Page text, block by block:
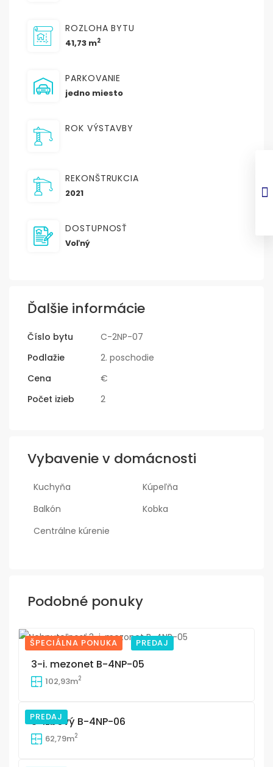
ROZLOHA BYTU
41,73 m2
PARKOVANIE
jedno miesto
ROK VÝSTAVBY
REKONŠTRUKCIA
2021
DOSTUPNOSŤ
Voľný
Ďalšie informácie
Číslo bytu
C-2NP-07
Podlažie
2. poschodie
Cena
€
Počet izieb
2
Vybavenie v domácnosti
Kuchyňa
Kúpeľňa
Balkón
Kobka
Centrálne kúrenie
Podobné ponuky
ŠPECIÁLNA PONUKA PREDAJ
14
3-i. mezonet B-4NP-05
102,93m2
PREDAJ
19
3-izbový B-4NP-06
62,79m2